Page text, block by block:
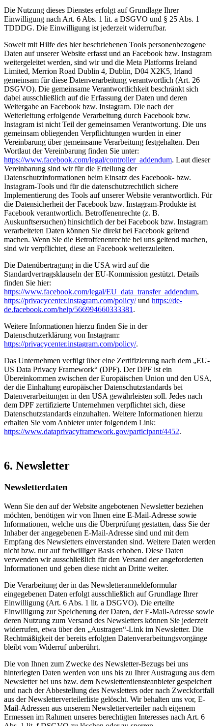
Die Nutzung dieses Dienstes erfolgt auf Grundlage Ihrer
Einwilligung nach Art. 6 Abs. 1 lit. a DSGVO und § 25 Abs. 1
TDDDG. Die Einwilligung ist jederzeit widerrufbar.
Soweit mit Hilfe des hier beschriebenen Tools personenbezogene
Daten auf unserer Website erfasst und an Facebook bzw. Instagram
weitergeleitet werden, sind wir und die Meta Platforms Ireland
Limited, Merrion Road Dublin 4, Dublin, D04 X2K5, Irland
gemeinsam für diese Datenverarbeitung verantwortlich (Art. 26
DSGVO). Die gemeinsame Verantwortlichkeit beschränkt sich
dabei ausschließlich auf die Erfassung der Daten und deren
Weitergabe an Facebook bzw. Instagram. Die nach der
Weiterleitung erfolgende Verarbeitung durch Facebook bzw.
Instagram ist nicht Teil der gemeinsamen Verantwortung. Die uns
gemeinsam obliegenden Verpflichtungen wurden in einer
Vereinbarung über gemeinsame Verarbeitung festgehalten. Den
Wortlaut der Vereinbarung finden Sie unter:
https://www.facebook.com/legal/controller_addendum. Laut dieser
Vereinbarung sind wir für die Erteilung der
Datenschutzinformationen beim Einsatz des Facebook- bzw.
Instagram-Tools und für die datenschutzrechtlich sichere
Implementierung des Tools auf unserer Website verantwortlich. Für
die Datensicherheit der Facebook bzw. Instagram-Produkte ist
Facebook verantwortlich. Betroffenenrechte (z. B.
Auskunftsersuchen) hinsichtlich der bei Facebook bzw. Instagram
verarbeiteten Daten können Sie direkt bei Facebook geltend
machen. Wenn Sie die Betroffenenrechte bei uns geltend machen,
sind wir verpflichtet, diese an Facebook weiterzuleiten.
Die Datenübertragung in die USA wird auf die
Standardvertragsklauseln der EU-Kommission gestützt. Details
finden Sie hier:
https://www.facebook.com/legal/EU_data_transfer_addendum,
https://privacycenter.instagram.com/policy/und https://de-
de.facebook.com/help/566994660333381 .
Weitere Informationen hierzu finden Sie in der
Datenschutzerklärung von Instagram:
https://privacycenter.instagram.com/policy/.
Das Unternehmen verfügt über eine Zertifizierung nach dem „EU-
US Data Privacy Framework“ (DPF). Der DPF ist ein
Übereinkommen zwischen der Europäischen Union und den USA,
der die Einhaltung europäischer Datenschutzstandards bei
Datenverarbeitungen in den USA gewährleisten soll. Jedes nach
dem DPF zertifizierte Unternehmen verpflichtet sich, diese
Datenschutzstandards einzuhalten. Weitere Informationen hierzu
erhalten Sie vom Anbieter unter folgendem Link:
https://www.dataprivacyframework.gov/participant/4452.
6. Newsletter
Newsletterdaten
Wenn Sie den auf der Website angebotenen Newsletter beziehen
möchten, benötigen wir von Ihnen eine E-Mail-Adresse sowie
Informationen, welche uns die Überprüfung gestatten, dass Sie der
Inhaber der angegebenen E-Mail-Adresse sind und mit dem
Empfang des Newsletters einverstanden sind. Weitere Daten werden
nicht bzw. nur auf freiwilliger Basis erhoben. Diese Daten
verwenden wir ausschließlich für den Versand der angeforderten
Informationen und geben diese nicht an Dritte weiter.
Die Verarbeitung der in das Newsletteranmeldeformular
eingegebenen Daten erfolgt ausschließlich auf Grundlage Ihrer
Einwilligung (Art. 6 Abs. 1 lit. a DSGVO). Die erteilte
Einwilligung zur Speicherung der Daten, der E-Mail-Adresse sowie
deren Nutzung zum Versand des Newsletters können Sie jederzeit
widerrufen, etwa über den „Austragen“-Link im Newsletter. Die
Rechtmäßigkeit der bereits erfolgten Datenverarbeitungsvorgänge
bleibt vom Widerruf unberührt.
Die von Ihnen zum Zwecke des Newsletter-Bezugs bei uns
hinterlegten Daten werden von uns bis zu Ihrer Austragung aus dem
Newsletter bei uns bzw. dem Newsletterdiensteanbieter gespeichert
und nach der Abbestellung des Newsletters oder nach Zweckfortfall
aus der Newsletterverteilerliste gelöscht. Wir behalten uns vor, E-
Mail-Adressen aus unserem Newsletterverteiler nach eigenem
Ermessen im Rahmen unseres berechtigten Interesses nach Art. 6